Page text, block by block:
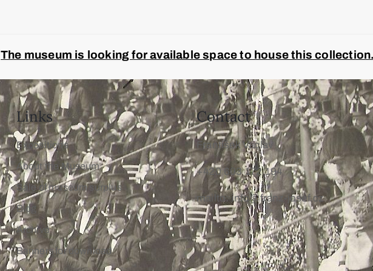
The museum is looking for available space to house this
Links
Expositions
About the Museum
Sale of museum surplus
Blog
Archive
Banners for download
Contact
František Václav
+420 603 172 194
mailto: info@franz-josef.cz